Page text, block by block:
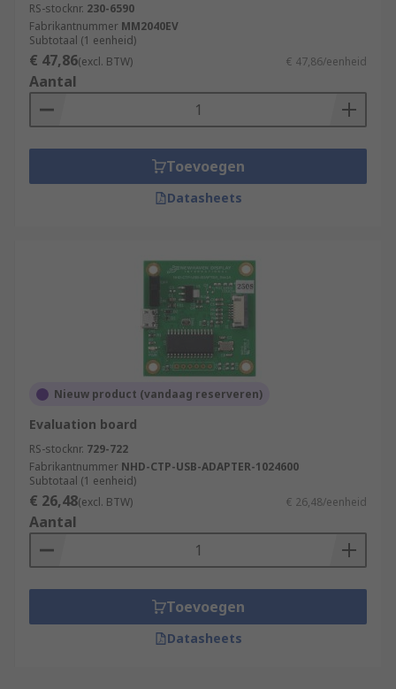
RS-stocknr. 230-6590
Fabrikantnummer MM2040EV
Subtotaal (1 eenheid)
€ 47,86(excl. BTW) € 47,86/eenheid
Aantal
Toevoegen
Datasheets
Nieuw product (vandaag reserveren)
Evaluation board
RS-stocknr. 729-722
Fabrikantnummer NHD-CTP-USB-ADAPTER-1024600
Subtotaal (1 eenheid)
€ 26,48(excl. BTW) € 26,48/eenheid
Aantal
Toevoegen
Datasheets